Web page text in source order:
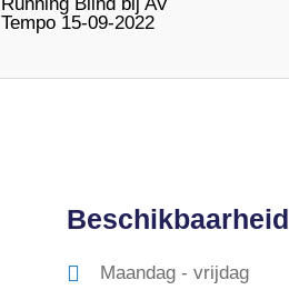
Tempo 15-09-2022
Beschikbaarheid
Maandag - vrijdag